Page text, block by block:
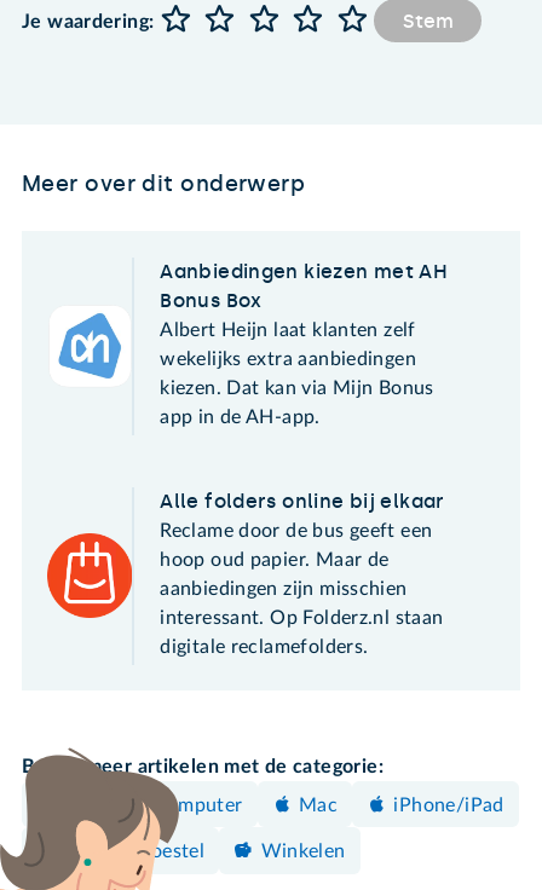
Je waardering: Stem
Meer over dit onderwerp
Aanbiedingen kiezen met AH
Bonus Box
Albert Heijn laat klanten zelf
wekelijks extra aanbiedingen
kiezen. Dat kan via Mijn Bonus
app in de AH-app.
Alle folders online bij elkaar
Reclame door de bus geeft een
hoop oud papier. Maar de
aanbiedingen zijn misschien
interessant. Op Folderz.nl staan
digitale reclamefolders.
Bekijk meer artikelen met de categorie:
Windows-computer
Mac iPhone/iPad
Android-toestel Winkelen